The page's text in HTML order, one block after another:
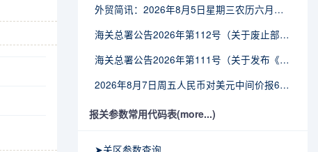
外贸简讯：2026年8月5日星期三农历六月廿三
海关总署公告2026年第112号（关于废止部分卫生检疫类规范性文件的公告）
海关总署公告2026年第111号（关于发布《进出境动植物检疫处理监督管理工作规定》《进出境卫生处理监督管理工作规定》的公告）
2026年8月7日周五人民币对美元中间价报6.7904调贬9个基点
报关参数常用代码表(more...)
➤关区参数查询